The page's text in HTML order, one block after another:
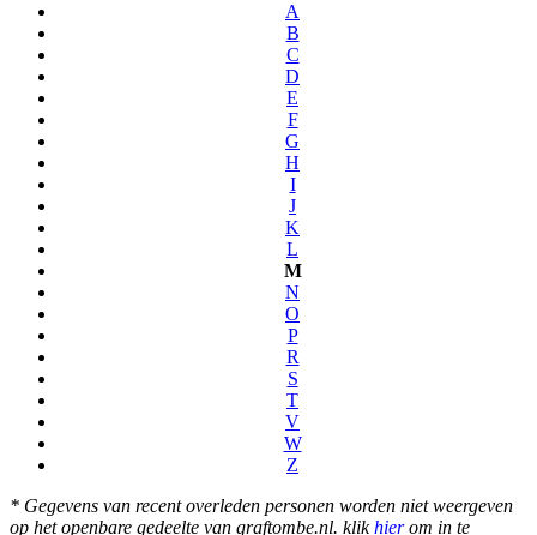
A
B
C
D
E
F
G
H
I
J
K
L
M
N
O
P
R
S
T
V
W
Z
* Gegevens van recent overleden personen worden niet weergeven
op het openbare gedeelte van graftombe.nl. klikhierom in te